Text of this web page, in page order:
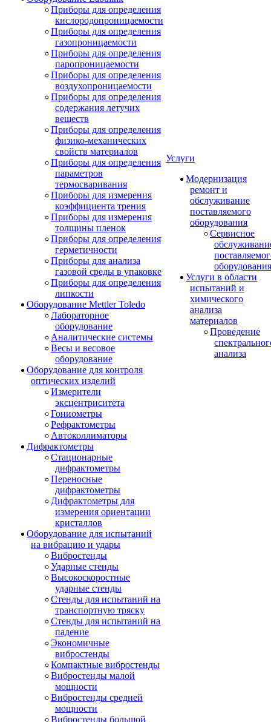
Приборы для определения
кислородопроницаемости
Приборы для определения
газопроницаемости
Приборы для определения
паропроницаемости
Приборы для определения
воздухопроницаемости
Приборы для определения
содержания летучих
веществ
Приборы для определения
физико-механических
свойств материалов
Приборы для определения
параметров
термосваривания
Приборы для измерения
коэффициента трения
Приборы для измерения
толщины пленок
Приборы для определения
герметичности
Приборы для анализа
газовой среды в упаковке
Приборы для определения
липкости
Оборудование Mettler Toledo
Лабораторное
оборудование
Аналитические системы
Весы и весовое
оборудование
Оборудование для контроля
оптических изделий
Измерители
эксцентриситета
Гониометры
Рефрактометры
Автоколлиматоры
Дифрактометры
Стационарные
дифрактометры
Переносные
дифрактометры
Дифрактометры для
измерения ориентации
кристаллов
Оборудование для испытаний
на вибрацию и удары
Вибростенды
Ударные стенды
Высокоскоростные
ударные стенды
Стенды для испытаний на
транспортную тряску
Стенды для испытаний на
падение
Экономичные
вибростенды
Компактные вибростенды
Вибростенды малой
мощности
Вибростенды средней
мощности
Вибростенды большой
Услуги
Модернизация
ремонт и
обслуживание
поставляемого
оборудования
Сервисное
оборудования
Услуги в области
испытаний и
химического
анализа
материалов
Проведение
анализа